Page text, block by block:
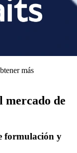
más
mercado de
formulación y